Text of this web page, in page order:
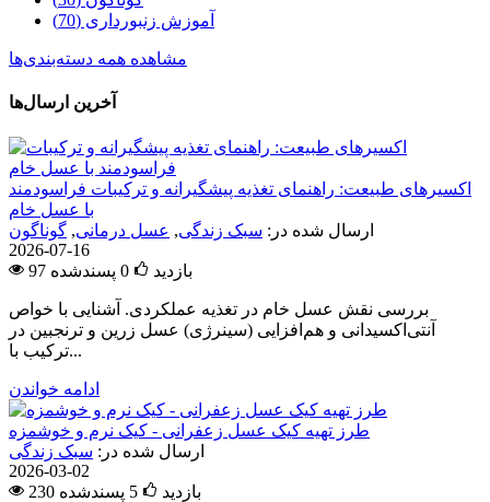
آموزش زنبورداری (70)
مشاهده همه دسته‌بندی‌ها
آخرین ارسال‌ها
اکسیرهای طبیعت: راهنمای تغذیه پیشگیرانه و ترکیبات فراسودمند
با عسل خام
ارسال شده در: سبک زندگی, عسل درمانی, گوناگون
2026-07-16
97 بازدید
0 پسندشده
بررسی نقش عسل خام در تغذیه عملکردی. آشنایی با خواص
آنتی‌اکسیدانی و هم‌افزایی (سینرژی) عسل زرین و ترنجبین در
ترکیب با...
ادامه خواندن
طرز تهیه کیک عسل زعفرانی - کیک نرم و خوشمزه
ارسال شده در: سبک زندگی
2026-03-02
230 بازدید
5 پسندشده